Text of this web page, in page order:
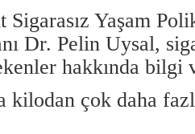
Sigarasız Yaşam
Dr. Pelin Uysal,
hakkında bilgi
kilodan çok daha